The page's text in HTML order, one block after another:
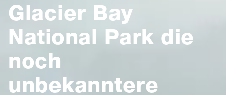
Glacier Bay
National Park die
noch
unbekanntere